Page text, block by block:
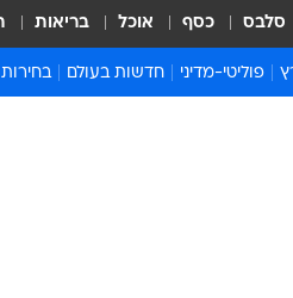
סלבס כסף אוכל בריאות
פוליטי-מדיני חדשות בעולם בחירות 2026